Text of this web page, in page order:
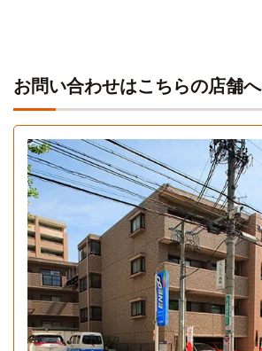
Aタイプ
1R 22.5㎡〜22.5㎡
お問い合わせはこちらの店舗へ